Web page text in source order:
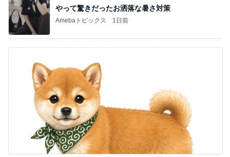
実現しなそうなワンちゃんを飼う話
Amebaトピックス 1日前
記事を読む